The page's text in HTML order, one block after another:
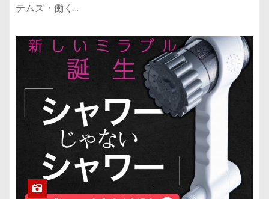
テムズ・働く…